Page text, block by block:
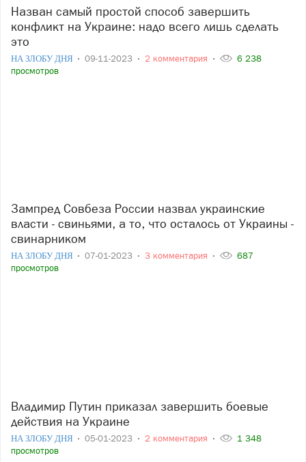
Назван самый простой способ завершить
конфликт на Украине: надо всего лишь сделать
это
НА ЗЛОБУ ДНЯ 09-11-2023 2 комментария
6 238
просмотров
Зампред Совбеза России назвал украинские
власти - свиньями, а то, что осталось от Украины -
свинарником
НА ЗЛОБУ ДНЯ 07-01-2023 3 комментария
687
просмотров
Владимир Путин приказал завершить боевые
действия на Украине
НА ЗЛОБУ ДНЯ 05-01-2023 2 комментария
1 348
просмотров